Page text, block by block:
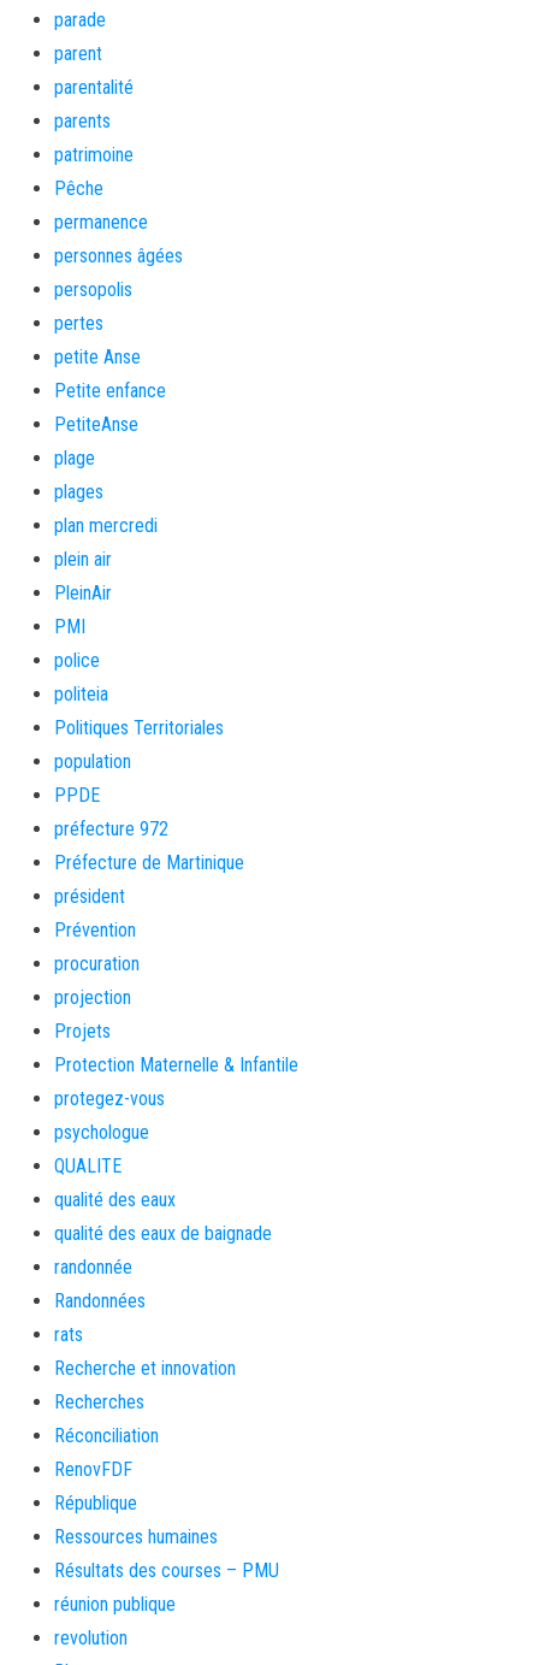
parade
parent
parentalité
parents
patrimoine
Pêche
permanence
personnes âgées
persopolis
pertes
petite Anse
Petite enfance
PetiteAnse
plage
plages
plan mercredi
plein air
PleinAir
PMI
police
politeia
Politiques Territoriales
population
PPDE
préfecture 972
Préfecture de Martinique
président
Prévention
procuration
projection
Projets
Protection Maternelle & Infantile
protegez-vous
psychologue
QUALITE
qualité des eaux
qualité des eaux de baignade
randonnée
Randonnées
rats
Recherche et innovation
Recherches
Réconciliation
RenovFDF
République
Ressources humaines
Résultats des courses – PMU
réunion publique
revolution